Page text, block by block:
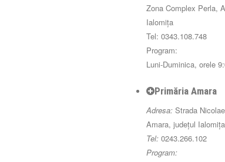
Zona Complex Perla,
Ialomița
Tel: 0343.108.748
Program:
Luni-Duminica, orele
Primăria Amara
Adresa:Strada
Amara, județul Ialomița
Tel:0243.266.102
Program: